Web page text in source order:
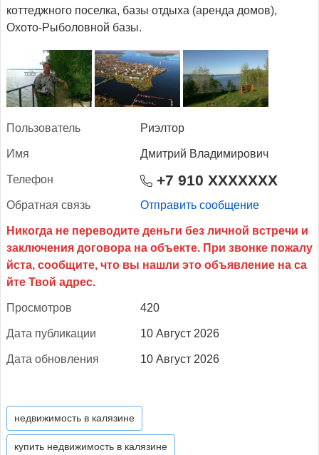
коттеджного поселка, базы отдыха (аренда домов),
Охото-Рыболовной базы.
Поль­зо­ватель Риэлтор
Имя Дмитрий Владимирович
Те­лефон +7 910 XXXXXXX
Об­ратная связь Отправить сообщение
Прос­мотров 420
Да­та пуб­ли­кации 10 Август 2026
Да­та об­новле­ния 10 Август 2026
недвижимость в калязине
купить недвижимость в калязине